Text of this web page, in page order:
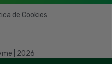
de Cookies
| 2026